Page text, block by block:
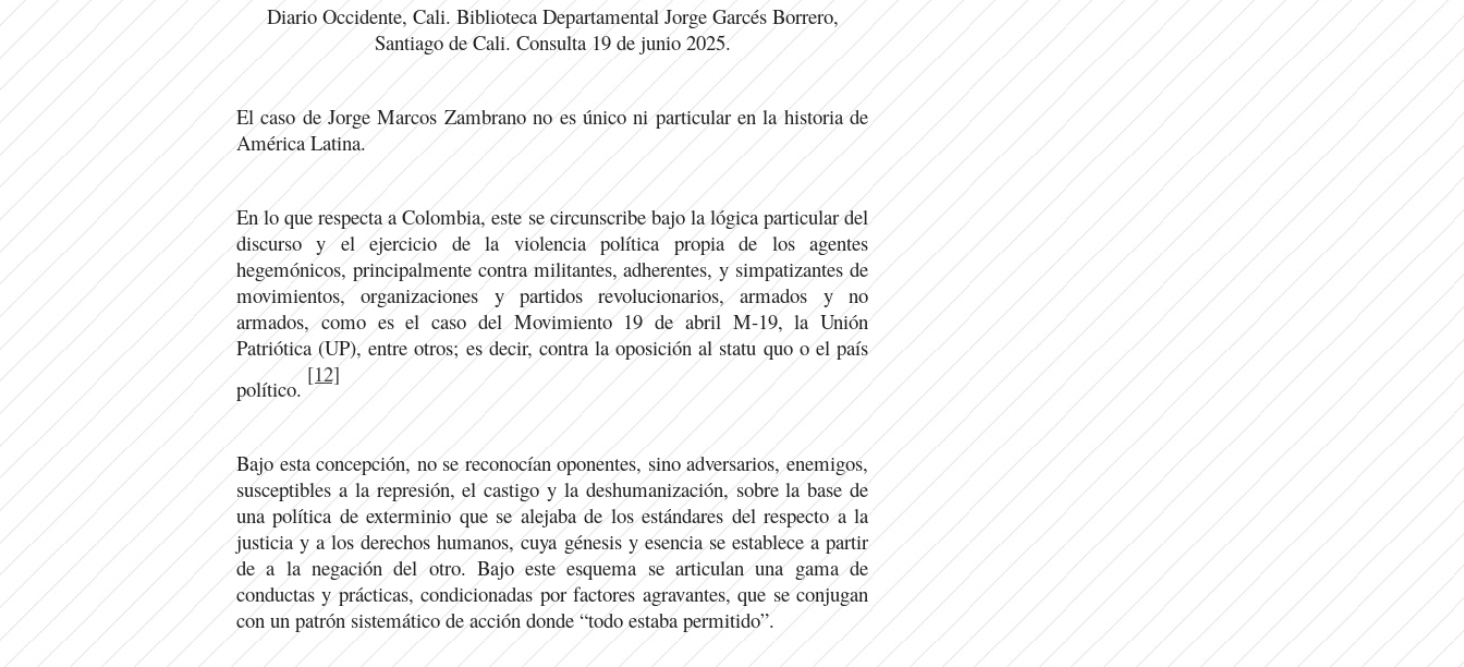
Diario Occidente, Cali. Biblioteca Departamental Jorge Garcés Borrero,
Santiago de Cali. Consulta 19 de junio 2025.
El caso de Jorge Marcos Zambrano no es único ni particular en la historia de
América Latina.
En lo que respecta a Colombia, este se circunscribe bajo la lógica particular del
discurso y el ejercicio de la violencia política propia de los agentes
hegemónicos, principalmente contra militantes, adherentes, y simpatizantes de
movimientos, organizaciones y partidos revolucionarios, armados y no
armados, como es el caso del Movimiento 19 de abril M-19, la Unión
Patriótica (UP), entre otros; es decir, contra la oposición al statu quo o el país
político.
[12]
Bajo esta concepción, no se reconocían oponentes, sino adversarios, enemigos,
susceptibles a la represión, el castigo y la deshumanización, sobre la base de
una política de exterminio que se alejaba de los estándares del respecto a la
justicia y a los derechos humanos, cuya génesis y esencia se establece a partir
de a la negación del otro. Bajo este esquema se articulan una gama de
conductas y prácticas, condicionadas por factores agravantes, que se conjugan
con un patrón sistemático de acción donde “todo estaba permitido”.